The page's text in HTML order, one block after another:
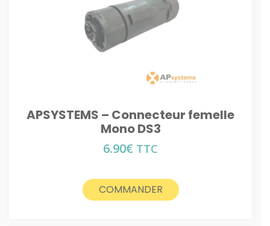
APSYSTEMS – Connecteur femelle
Mono DS3
6.90€ TTC
COMMANDER